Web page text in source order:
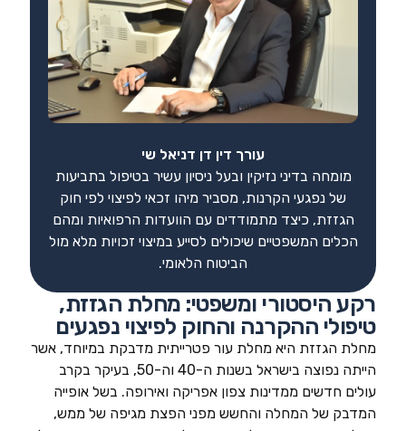
עורך דין דן דניאל שי
מומחה בדיני נזיקין ובעל ניסיון עשיר בטיפול בתביעות
של נפגעי הקרנות, מסביר מיהו זכאי לפיצוי לפי חוק
הגזזת, כיצד מתמודדים עם הוועדות הרפואיות ומהם
הכלים המשפטיים שיכולים לסייע במיצוי זכויות מלא מול
הביטוח הלאומי.
רקע היסטורי ומשפטי: מחלת הגזזת,
טיפולי ההקרנה והחוק לפיצוי נפגעים
מחלת הגזזת היא מחלת עור פטרייתית מדבקת במיוחד, אשר
הייתה נפוצה בישראל בשנות ה-40 וה-50, בעיקר בקרב
עולים חדשים ממדינות צפון אפריקה ואירופה. בשל אופייה
המדבק של המחלה והחשש מפני הפצת מגיפה של ממש,